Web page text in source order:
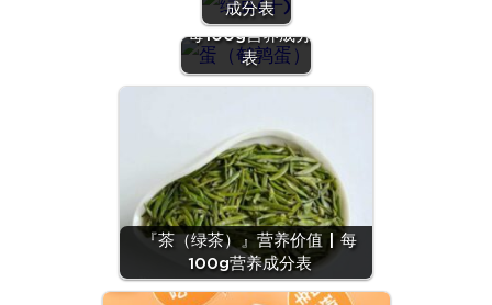
成分表
蛋）』营养价值 |
每100g营养成分
表
『茶（绿茶）』营养价值 | 每
100g营养成分表